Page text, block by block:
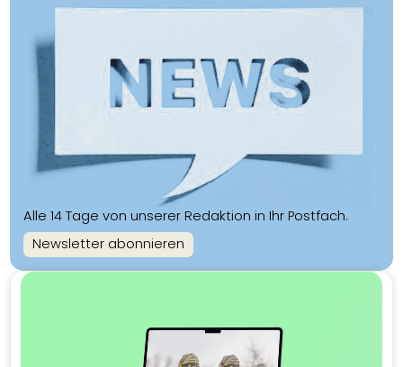
Alle 14 Tage von unserer Redaktion in Ihr Postfach.
Newsletter abonnieren